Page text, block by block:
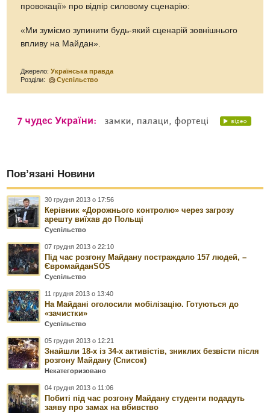
провокації» про відпір силовому сценарію:
«Ми зуміємо зупинити будь-який сценарій зовнішнього
впливу на Майдан».
Джерело:Українська правда
Розділи:
Суспільство
Пов’язані Новини
30 грудня 2013 о 17:56
Керівник «Дорожнього контролю» через загрозу
арешту виїхав до Польщі
Суспільство
07 грудня 2013 о 22:10
Під час розгону Майдану постраждало 157 людей, –
ЄвромайданSOS
Суспільство
11 грудня 2013 о 13:40
На Майдані оголосили мобілізацію. Готуються до
«зачистки»
Суспільство
05 грудня 2013 о 12:21
Знайшли 18-х із 34-х активістів, зниклих безвісти після
розгону Майдану (Список)
Некатегоризовано
04 грудня 2013 о 11:06
Побиті під час розгону Майдану студенти подадуть
заяву про замах на вбивство